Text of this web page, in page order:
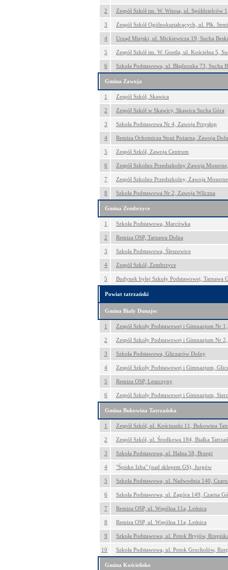
2 Zespół Szkół im. W. Witosa, ul. Spółdzielców
3 Zespół Szkół Ogólnokształcących, ul. Płk.
4 Urząd Miejski, ul. Mickiewicza 19, Sucha
5 Zespół Szkół im. W. Goetla, ul. Kościelna 5,
6 Szkoła Podstawowa, ul. Błądzonka 73, Sucha
Gmina Zawoja
1 Zespół Szkół, Skawica
2 Zespół Szkół w Skawicy, Skawica Sucha Góra
3 Szkoła Podstawowa Nr 4, Zawoja Przysłop
4 Remiza Ochotnicza Straż Pożarna, Zawoja
5 Zespół Szkół, Zawoja Centrum
6 Zespół Szkolno Przedszkolny Zawoja
7 Zespół Szkolno Przedszkolny, Zawoja Mosorne
8 Szkoła Podstawowa Nr 2, Zawoja Wilczna
Gmina Zembrzyce
1 Szkoła Podstawowa, Marcówka
2 Remiza OSP, Tarnawa Dolna
3 Szkoła Podstawowa, Śleszowice
4 Zespół Szkół, Zembrzyce
5 Budynek byłej Szkoły Podstawowej, Tarnawa
Powiat tatrzański
Gmina Biały Dunajec
1 Zespół Szkoły Podstawowej i Gimnazjum Nr
2 Zespół Szkoły Podstawowej i Gimnazjum Nr
3 Szkoła Podstawowa, Gliczarów Dolny
4 Zespół Szkoły Podstawowej i Gimnazjum,
5 Remiza OSP, Leszczyny
6 Zespół Szkoły Podstawowej i Gimnazjum,
Gmina Bukowina Tatrzańska
1 Zespół Szkół, ul. Kościuszki 11, Bukowina
2 Zespół Szkół, ul. Środkowa 184, Białka
3 Szkoła Podstawowa, ul. Halna 58, Brzegi
4 "Śpisko Izba" (nad sklepem GS), Jurgów
5 Szkoła Podstawowa, ul. Nadwodnia 140,
6 Szkoła Podstawowa, ul. Zagóra 149, Czarna
7 Remiza OSP, ul. Wspólna 11a, Leśnica
8 Remiza OSP, ul. Wspólna 11a, Leśnica
9 Szkoła Podstawowa, ul. Potok Bryjów,
10 Szkoła Podstawowa, ul. Potok Grocholów,
Gmina Kościelisko